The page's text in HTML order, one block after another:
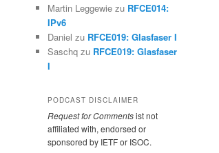
Martin Leggewie zu RFCE014:
IPv6
Daniel zu RFCE019: Glasfaser I
Saschq zu RFCE019: Glasfaser
I
PODCAST DISCLAIMER
Request for Commentsist not
affiliated with, endorsed or
sponsored by IETF or ISOC.